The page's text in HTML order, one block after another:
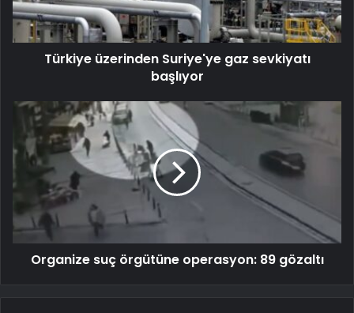
Türkiye üzerinden Suriye'ye gaz sevkiyatı
başlıyor
Organize suç örgütüne operasyon: 89 gözaltı